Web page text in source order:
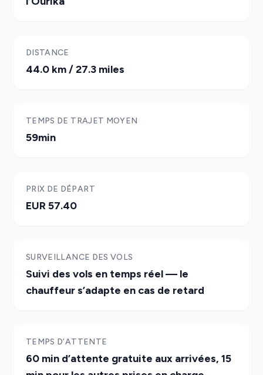
DISTANCE
44.0 km / 27.3 miles
TEMPS DE TRAJET MOYEN
59min
PRIX DE DÉPART
EUR 57.40
SURVEILLANCE DES VOLS
Suivi des vols en temps réel — le
chauffeur s’adapte en cas de retard
TEMPS D’ATTENTE
60 min d’attente gratuite aux arrivées, 15